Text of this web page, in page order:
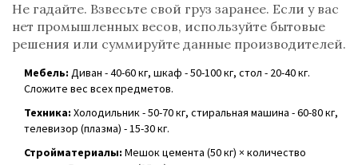
Не гадайте. Взвесьте свой груз заранее. Если у вас
нет промышленных весов, используйте бытовые
решения или суммируйте данные производителей.
Мебель: Диван - 40-60 кг, шкаф - 50-100 кг, стол - 20-40 кг.
Сложите вес всех предметов.
Техника: Холодильник - 50-70 кг, стиральная машина - 60-80 кг,
телевизор (плазма) - 15-30 кг.
Стройматериалы: Мешок цемента (50 кг) × количество